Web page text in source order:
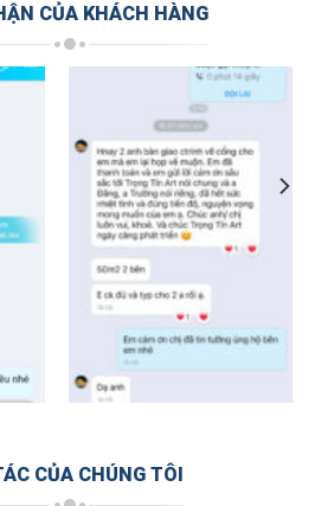
CỦA KHÁCH HÀNG
CỦA CHÚNG TÔI